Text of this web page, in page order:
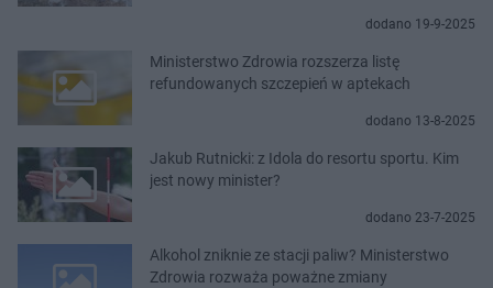
dodano 19-9-2025
Ministerstwo Zdrowia rozszerza listę
refundowanych szczepień w aptekach
dodano 13-8-2025
Jakub Rutnicki: z Idola do resortu sportu. Kim
jest nowy minister?
dodano 23-7-2025
Alkohol zniknie ze stacji paliw? Ministerstwo
Zdrowia rozważa poważne zmiany